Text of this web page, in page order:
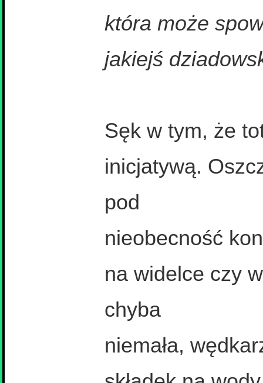
która może
jakiejś
Sęk w tym, że
inicjatywą.
pod
nieobecność
na widelce czy
chyba
niemała,